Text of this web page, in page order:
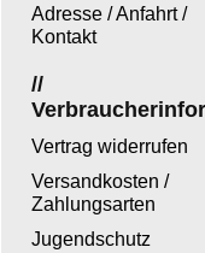
Adresse / Anfahrt /
Kontakt
//
Vertrag widerrufen
Versandkosten /
Zahlungsarten
Jugendschutz